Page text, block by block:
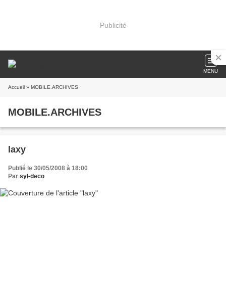
Publicité
MENU
Accueil » MOBILE.ARCHIVES
MOBILE.ARCHIVES
laxy
Publié le 30/05/2008 à 18:00
Par syl-deco